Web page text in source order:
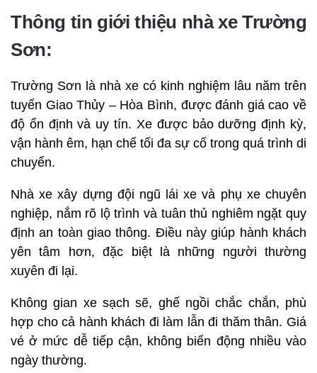
Thông tin giới thiệu nhà xe Trường
Sơn:
Trường Sơn là nhà xe có kinh nghiệm lâu năm trên
tuyến Giao Thủy – Hòa Bình, được đánh giá cao về
độ ổn định và uy tín. Xe được bảo dưỡng định kỳ,
vận hành êm, hạn chế tối đa sự cố trong quá trình di
chuyển.
Nhà xe xây dựng đội ngũ lái xe và phụ xe chuyên
nghiệp, nắm rõ lộ trình và tuân thủ nghiêm ngặt quy
định an toàn giao thông. Điều này giúp hành khách
yên tâm hơn, đặc biệt là những người thường
xuyên đi lại.
Không gian xe sạch sẽ, ghế ngồi chắc chắn, phù
hợp cho cả hành khách đi làm lẫn đi thăm thân. Giá
vé ở mức dễ tiếp cận, không biến động nhiều vào
ngày thường.